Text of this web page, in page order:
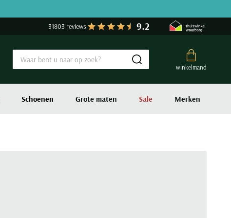
31803 reviews 9.2
winkelmand
Submit search
Schoenen Grote maten Sale Merken